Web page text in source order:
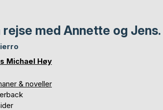
rejse med Annette og Jens.
Michael Høy
& noveller